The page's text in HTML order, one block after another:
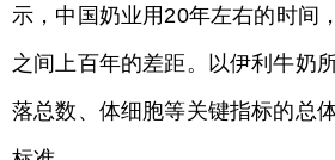
示，中国奶业用20年左右的时间
之间上百年的差距。以伊利牛奶
落总数、体细胞等关键指标的总